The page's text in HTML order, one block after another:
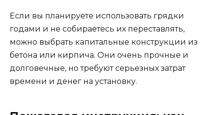
Если вы планируете использовать грядки
годами и не собираетесь их переставлять,
можно выбрать капитальные конструкции из
бетона или кирпича. Они очень прочные и
долговечные, но требуют серьезных затрат
времени и денег на установку.